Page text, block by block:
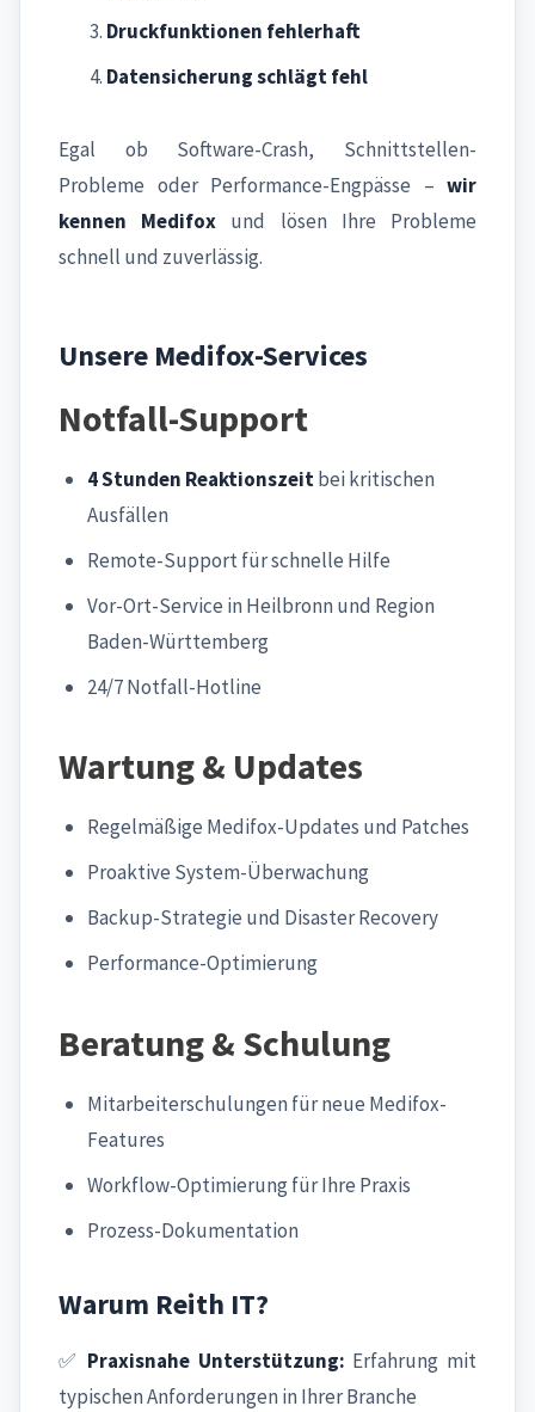
Druckfunktionen fehlerhaft
Datensicherung schlägt fehl
Egal ob Software-Crash, Schnittstellen-
Probleme oder Performance-Engpässe – wir
kennen Medifox und lösen Ihre Probleme
schnell und zuverlässig.
Unsere Medifox-Services
Notfall-Support
4 Stunden Reaktionszeitbei kritischen
Ausfällen
Remote-Support für schnelle Hilfe
Vor-Ort-Service in Heilbronn und Region
Baden-Württemberg
24/7 Notfall-Hotline
Wartung & Updates
Regelmäßige Medifox-Updates und Patches
Proaktive System-Überwachung
Backup-Strategie und Disaster Recovery
Performance-Optimierung
Beratung & Schulung
Mitarbeiterschulungen für neue Medifox-
Features
Workflow-Optimierung für Ihre Praxis
Prozess-Dokumentation
Warum Reith IT?
✅ Praxisnahe Unterstützung: Erfahrung mit
typischen Anforderungen in Ihrer Branche